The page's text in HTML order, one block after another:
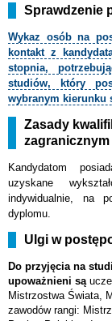
Sprawdzenie
Wykaz osób na
kontakt z
stopnia,
studiów, który
wybranym kierunku
Zasady
zagranicznym
Kandydatom
uzyskane
indywidualnie, na
dyplomu.
Ulgi w
Do przyjęcia na
upoważnieni są
Mistrzostwa Świata,
zawodów rangi: